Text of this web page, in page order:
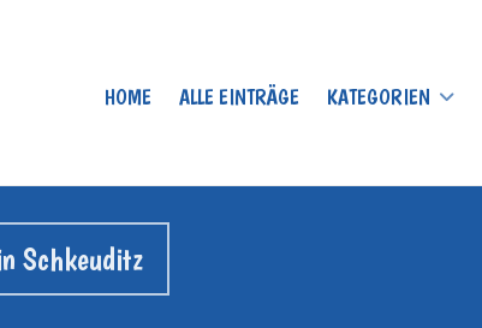
HOME ALLE EINTRÄGE KATEGORIEN
Schkeuditz